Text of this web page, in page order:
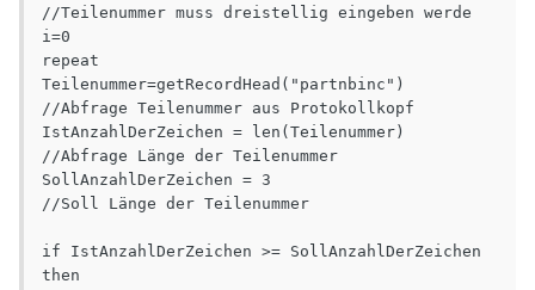
//Teilenummer muss dreistellig eingeben werde
i=0
repeat
Teilenummer=getRecordHead("partnbinc")
//Abfrage Teilenummer aus Protokollkopf
IstAnzahlDerZeichen = len(Teilenummer)
//Abfrage Länge der Teilenummer
SollAnzahlDerZeichen = 3
//Soll Länge der Teilenummer
if IstAnzahlDerZeichen >= SollAnzahlDerZeichen
then